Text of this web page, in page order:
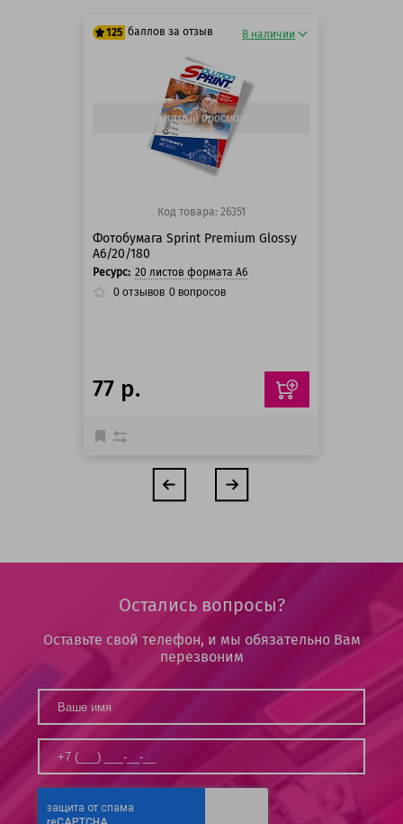
125 баллов за отзыв
125 баллов
125 баллов
В наличии
Быстрый просмотр
Код товара: 26351
Фотобумага Sprint Premium Glossy
A6/20/180
Ресурс: 20 листов формата А6
0 отзывов 0 вопросов
77 р.
Остались вопросы?
Оставьте свой телефон, и мы обязательно Вам
перезвоним